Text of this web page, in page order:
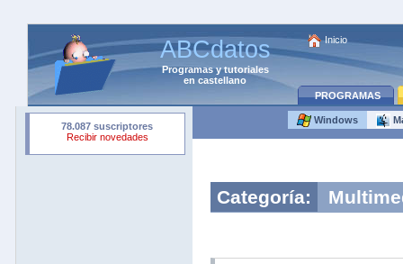
ABCdatos
Programasytutoriales
en castellano
Inicio
PROGRAMAS
Windows
Categoría: